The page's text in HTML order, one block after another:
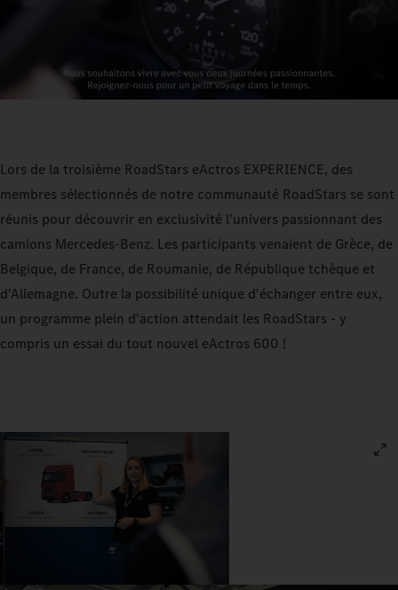
Lors de la troisième RoadStars eActros EXPERIENCE, des
membres sélectionnés de notre communauté RoadStars se sont
réunis pour découvrir en exclusivité l'univers passionnant des
camions Mercedes-Benz. Les participants venaient de Grèce, de
Belgique, de France, de Roumanie, de République tchèque et
d'Allemagne. Outre la possibilité unique d'échanger entre eux,
un programme plein d'action attendait les RoadStars - y
compris un essai du tout nouvel eActros 600 !